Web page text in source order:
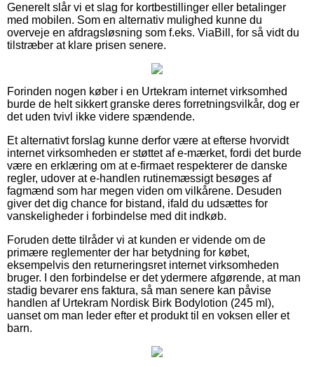
Generelt slår vi et slag for kortbestillinger eller betalinger
med mobilen. Som en alternativ mulighed kunne du
overveje en afdragsløsning som f.eks. ViaBill, for så vidt du
tilstræber at klare prisen senere.
Forinden nogen køber i en Urtekram internet virksomhed
burde de helt sikkert granske deres forretningsvilkår, dog er
det uden tvivl ikke videre spændende.
Et alternativt forslag kunne derfor være at efterse hvorvidt
internet virksomheden er støttet af e-mærket, fordi det burde
være en erklæring om at e-firmaet respekterer de danske
regler, udover at e-handlen rutinemæssigt besøges af
fagmænd som har megen viden om vilkårene. Desuden
giver det dig chance for bistand, ifald du udsættes for
vanskeligheder i forbindelse med dit indkøb.
Foruden dette tilråder vi at kunden er vidende om de
primære reglementer der har betydning for købet,
eksempelvis den returneringsret internet virksomheden
bruger. I den forbindelse er det ydermere afgørende, at man
stadig bevarer ens faktura, så man senere kan påvise
handlen af Urtekram Nordisk Birk Bodylotion (245 ml),
uanset om man leder efter et produkt til en voksen eller et
barn.